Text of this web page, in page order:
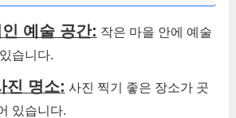
예술 공간: 작은 마을 안에 예술
습니다.
진 명소: 사진 찍기 좋은 장소가 곳
있습니다.